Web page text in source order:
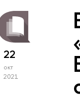
22
окт
2021